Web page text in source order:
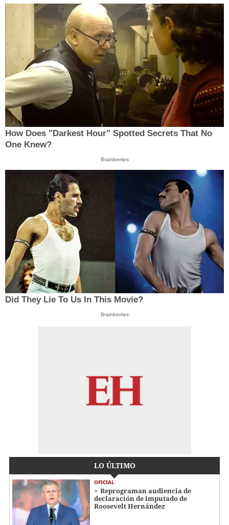
How Does "Darkest Hour" Spotted Secrets That No
One Knew?
Brainberries
Did They Lie To Us In This Movie?
Brainberries
LO ÚLTIMO
OFICIAL
Reprograman audiencia de
declaración de imputado de
Roosevelt Hernández